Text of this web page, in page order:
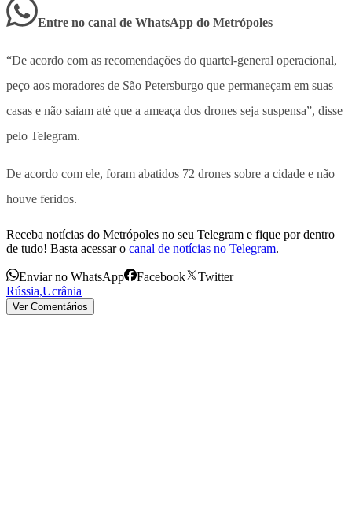
Entre no canal de WhatsApp do Metrópoles
“De acordo com as recomendações do quartel-general operacional,
peço aos moradores de São Petersburgo que permaneçam em suas
casas e não saiam até que a ameaça dos drones seja suspensa”, disse
pelo Telegram.
De acordo com ele, foram abatidos 72 drones sobre a cidade e não
houve feridos.
Receba notícias do Metrópoles no seu Telegram e fique por dentro
de tudo! Basta acessar o canal de notícias no Telegram.
Enviar no WhatsApp Facebook
Twitter
Rússia,Ucrânia
Ver Comentários